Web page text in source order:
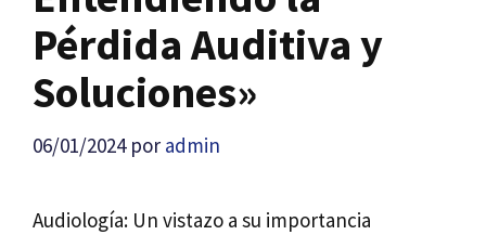
Pérdida Auditiva y
Soluciones»
06/01/2024 por admin
Audiología: Un vistazo a su importancia